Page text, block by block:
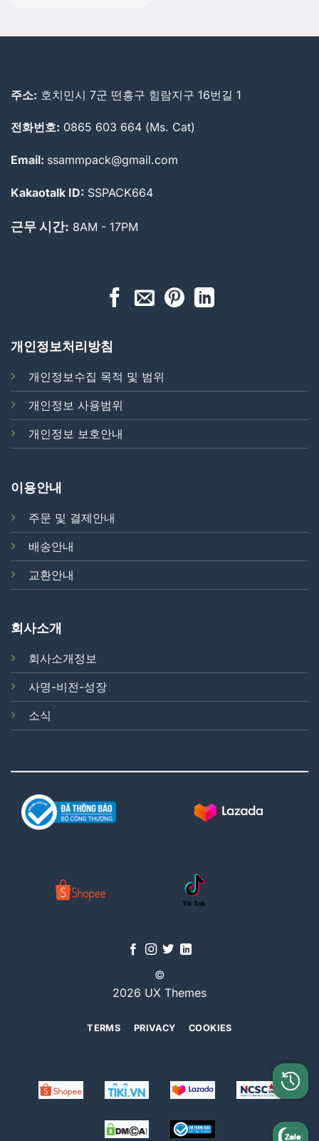
주소: 호치민시 7군 떤흥구 힘람지구 16번길 1
전화번호: 0865 603 664 (Ms. Cat)
Email: ssammpack@gmail.com
Kakaotalk ID: SSPACK664
근무 시간: 8AM - 17PM
개인정보처리방침
개인정보수집 목적 및 범위
개인정보 사용범위
개인정보 보호안내
이용안내
주문 및 결제안내
배송안내
교환안내
회사소개
회사소개정보
사명-비전-성장
소식
©
2026 UX Themes
TERMS PRIVACY COOKIES